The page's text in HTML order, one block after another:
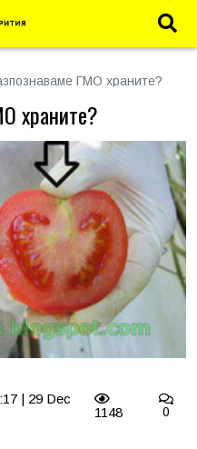
ГМО храните?
храните?
| 29 Dec
1148 0